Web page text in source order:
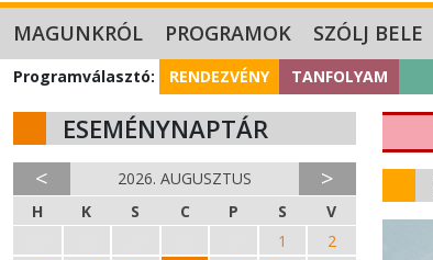
MAGUNKRÓL PROGRAMOK SZÓLJ BELE
Programválasztó: RENDEZVÉNY TANFOLYAM
ESEMÉNYNAPTÁR
< 2026. AUGUSZTUS >
H K S C P S
V
1
2